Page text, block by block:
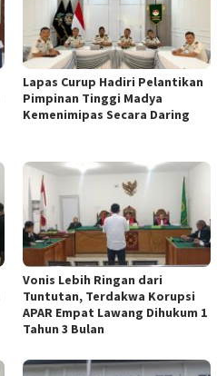
Lapas Curup Hadiri Pelantikan
Pimpinan Tinggi Madya
Kemenimipas Secara Daring
Vonis Lebih Ringan dari
Tuntutan, Terdakwa Korupsi
APAR Empat Lawang Dihukum 1
Tahun 3 Bulan